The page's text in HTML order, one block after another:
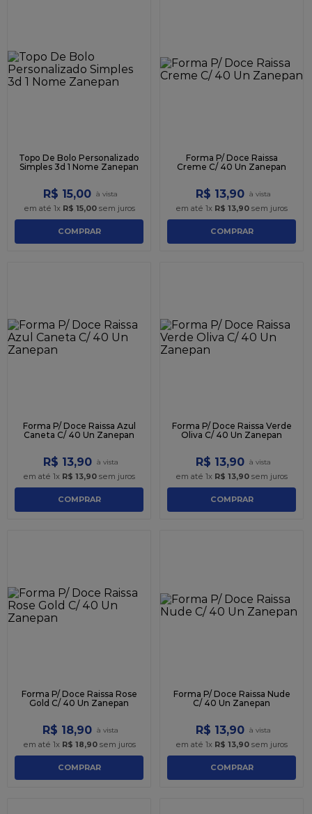
Topo De Bolo Personalizado
Simples 3d 1 Nome Zanepan
R$ 15,00
em até 1x R$ 15,00sem juros
COMPRAR
Forma P/ Doce Raissa
Creme C/ 40 Un Zanepan
R$ 13,90
em até 1x R$ 13,90 sem juros
COMPRAR
Forma P/ Doce Raissa Azul
Caneta C/ 40 Un Zanepan
R$ 13,90
em até 1x R$ 13,90 sem juros
COMPRAR
Forma P/ Doce Raissa Verde
Oliva C/ 40 Un Zanepan
R$ 13,90
em até 1x R$ 13,90 sem juros
COMPRAR
Forma P/ Doce Raissa Rose
Gold C/ 40 Un Zanepan
R$ 18,90
em até 1x R$ 18,90sem juros
COMPRAR
Forma P/ Doce Raissa Nude
C/ 40 Un Zanepan
R$ 13,90
em até 1x R$ 13,90 sem juros
COMPRAR